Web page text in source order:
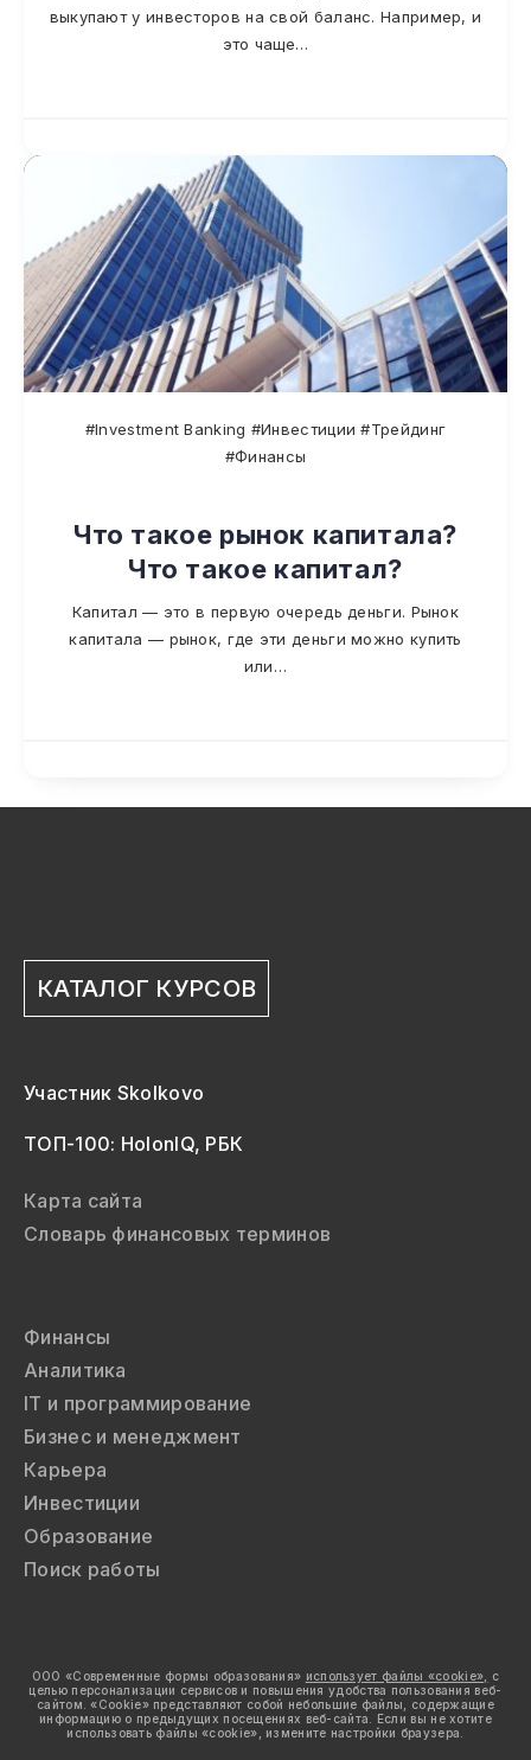
выкупают у инвесторов на свой баланс. Например, и
это чаще…
#Investment Banking #Инвестиции #Трейдинг
#Финансы
Что такое рынок капитала?
Что такое капитал?
Капитал — это в первую очередь деньги. Рынок
капитала — рынок, где эти деньги можно купить
или…
КАТАЛОГ КУРСОВ
Участник Skolkovo
ТОП-100: HolonIQ, РБК
Карта сайта
Словарь финансовых терминов
Финансы
Аналитика
IT и программирование
Бизнес и менеджмент
Карьера
Инвестиции
Образование
Поиск работы
ООО «Современные формы образования» использует файлы «cookie»,
с
целью персонализации сервисов и повышения удобства пользования веб-
сайтом. «Cookie» представляют собой небольшие файлы, содержащие
информацию о предыдущих посещениях веб-сайта. Если вы не хотите
использовать файлы «cookie», измените настройки браузера.